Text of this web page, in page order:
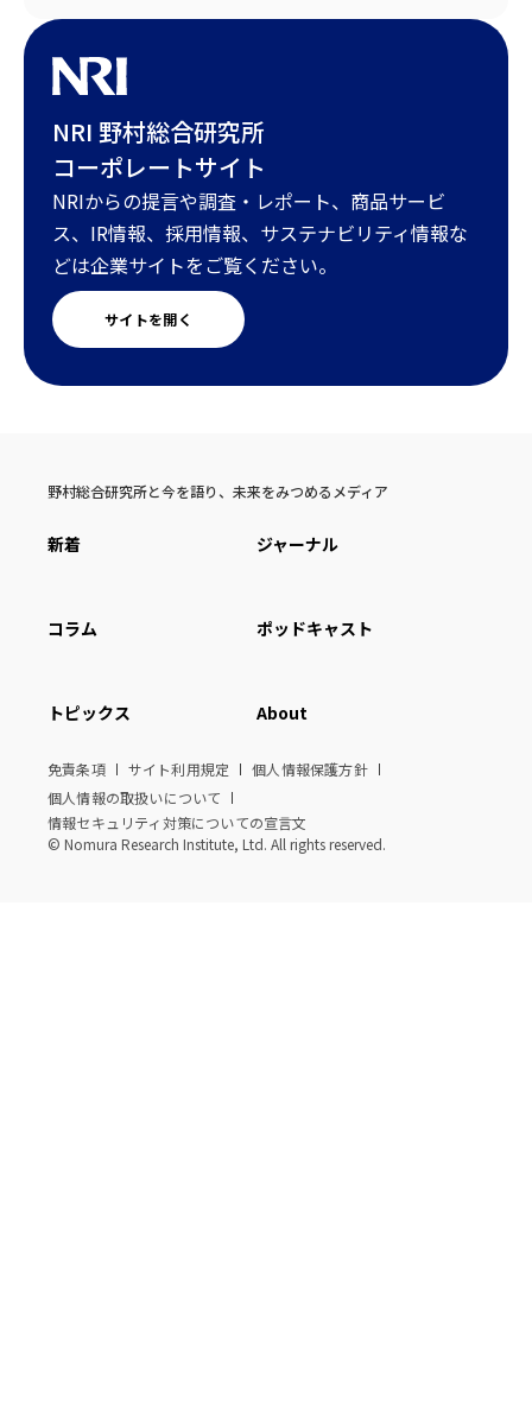
NRI 野村総合研究所
コーポレートサイト
NRIからの提言や調査・レポート、商品サービ
ス、IR情報、採用情報、サステナビリティ情報な
どは企業サイトをご覧ください。
サイトを開く
野村総合研究所と今を語り、未来をみつめるメディア
新着 ジャーナル
コラム ポッドキャスト
トピックス About
免責条項 サイト利用規定
個人情報保護方針
個人情報の取扱いについて
情報セキュリティ対策についての宣言文
© Nomura Research Institute, Ltd. All rights reserved.